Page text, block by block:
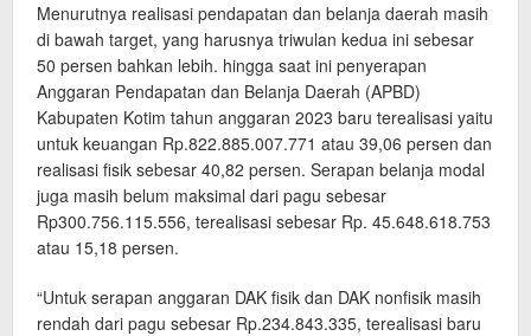
Menurutnya realisasi pendapatan dan belanja daerah masih
di bawah target, yang harusnya triwulan kedua ini sebesar
50 persen bahkan lebih. hingga saat ini penyerapan
Anggaran Pendapatan dan Belanja Daerah (APBD)
Kabupaten Kotim tahun anggaran 2023 baru terealisasi yaitu
untuk keuangan Rp.822.885.007.771 atau 39,06 persen dan
realisasi fisik sebesar 40,82 persen. Serapan belanja modal
juga masih belum maksimal dari pagu sebesar
Rp300.756.115.556, terealisasi sebesar Rp. 45.648.618.753
atau 15,18 persen.
“Untuk serapan anggaran DAK fisik dan DAK nonfisik masih
rendah dari pagu sebesar Rp.234.843.335, terealisasi baru